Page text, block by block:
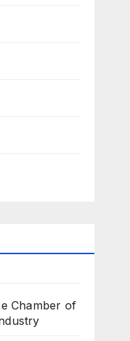
Chamber of